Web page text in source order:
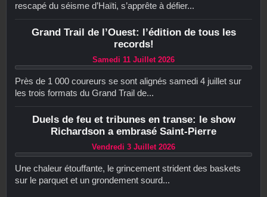
rescapé du séisme d’Haïti, s’apprête à défier...
Grand Trail de l’Ouest: l’édition de tous les
records!
Samedi 11 Juillet 2026
Près de 1 000 coureurs se sont alignés samedi 4 juillet sur
les trois formats du Grand Trail de...
Duels de feu et tribunes en transe: le show
Richardson a embrasé Saint-Pierre
Vendredi 3 Juillet 2026
Une chaleur étouffante, le grincement strident des baskets
sur le parquet et un grondement sourd...